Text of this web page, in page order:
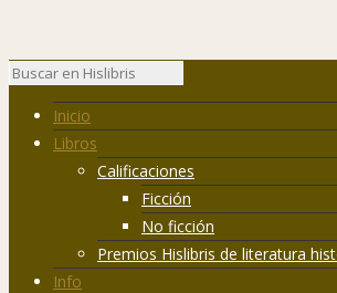
Inicio
Libros
Calificaciones
Ficción
No ficción
Premios Hislibris de literatura
Info